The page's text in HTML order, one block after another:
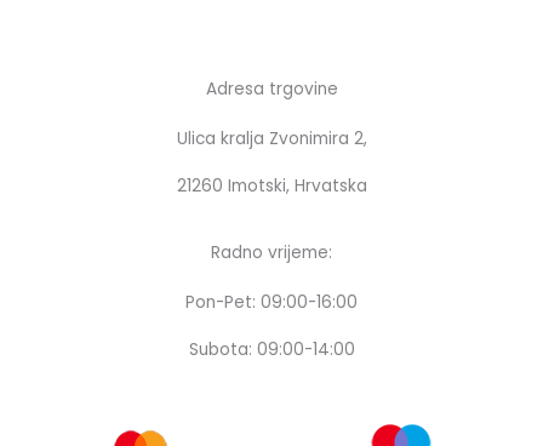
Adresa trgovine
Ulica kralja Zvonimira 2,
21260 Imotski, Hrvatska
Radno vrijeme:
Pon-Pet: 09:00-16:00
Subota: 09:00-14:00